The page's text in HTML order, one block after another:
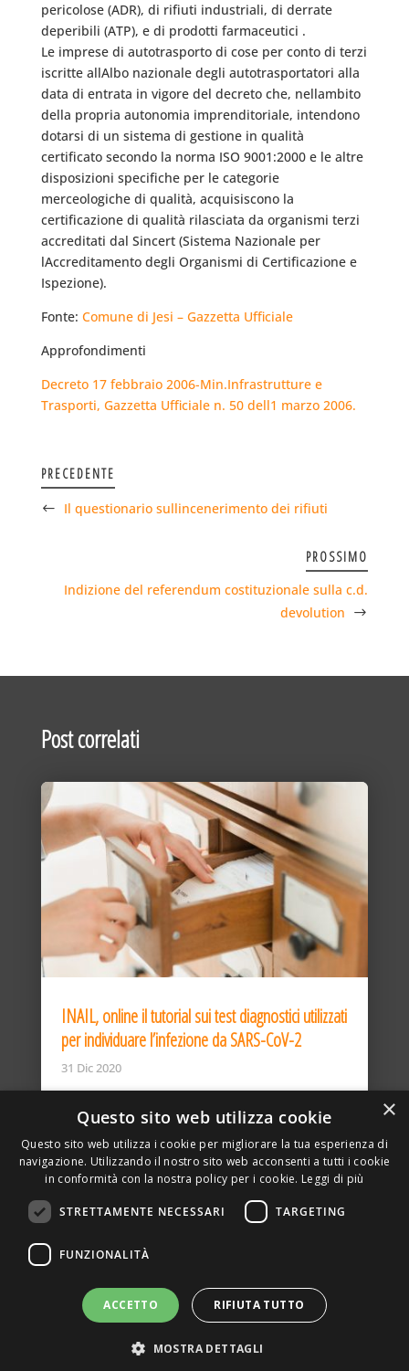
pericolose (ADR), di rifiuti industriali, di derrate
deperibili (ATP), e di prodotti farmaceutici .
Le imprese di autotrasporto di cose per conto di terzi
iscritte allAlbo nazionale degli autotrasportatori alla
data di entrata in vigore del decreto che, nellambito
della propria autonomia imprenditoriale, intendono
dotarsi di un sistema di gestione in qualità
certificato secondo la norma ISO 9001:2000 e le altre
disposizioni specifiche per le categorie
merceologiche di qualità, acquisiscono la
certificazione di qualità rilasciata da organismi terzi
accreditati dal Sincert (Sistema Nazionale per
lAccreditamento degli Organismi di Certificazione e
Ispezione).
Fonte: Comune di Jesi – Gazzetta Ufficiale
Approfondimenti
Decreto 17 febbraio 2006-Min.Infrastrutture e
Trasporti, Gazzetta Ufficiale n. 50 dell1 marzo 2006.
PRECEDENTE
Il questionario sullincenerimento dei rifiuti
PROSSIMO
Indizione del referendum costituzionale sulla c.d.
devolution
Post correlati
INAIL, online il tutorial sui test diagnostici utilizzati
per individuare l’infezione da SARS-CoV-2
31 Dic 2020
DELLA TORRE, 15 – 20127 – MILANO – P. IVA
SITO REALIZZATO DA GRAFICAEFOTO WEB AGENCY –
PARTNER SINTEL
×
Questo sito web utilizza cookie
Questo sito web utilizza i cookie per migliorare la tua esperienza di
navigazione. Utilizzando il nostro sito web acconsenti a tutti i cookie
in conformità con la nostra policy per i cookie. Leggi di più
STRETTAMENTE NECESSARI TARGETING
FUNZIONALITÀ
ACCETTO RIFIUTA TUTTO
MOSTRA DETTAGLI